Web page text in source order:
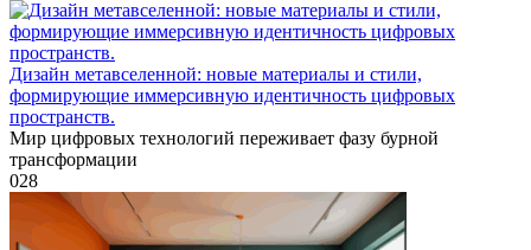
Дизайн метавселенной: новые материалы и стили,
формирующие иммерсивную идентичность цифровых
пространств.
Мир цифровых технологий переживает фазу бурной
трансформации
028